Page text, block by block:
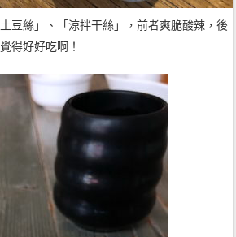
豆絲」、「涼拌干絲」，前者爽脆酸辣，後
得好好吃啊！